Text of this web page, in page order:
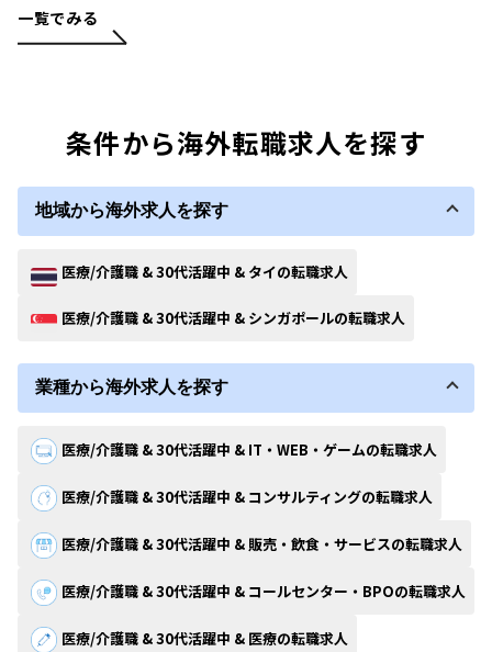
一覧でみる
条件から海外転職求人を探す
地域から海外求人を探す
医療/介護職 & 30代活躍中 & タイの転職求人
医療/介護職 & 30代活躍中 & シンガポールの転職求人
業種から海外求人を探す
医療/介護職 & 30代活躍中 & IT・WEB・ゲームの転職求人
医療/介護職 & 30代活躍中 & コンサルティングの転職求人
医療/介護職 & 30代活躍中 & 販売・飲食・サービスの転職求人
医療/介護職 & 30代活躍中 & コールセンター・BPOの転職求人
医療/介護職 & 30代活躍中 & 医療の転職求人